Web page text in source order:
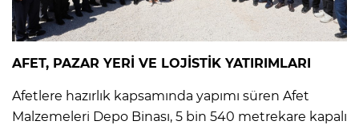
AFET, PAZAR YERİ VE LOJİSTİK YATIRIMLARI
Afetlere hazırlık kapsamında yapımı süren Afet
Malzemeleri Depo Binası, 5 bin 540 metrekare kapalı